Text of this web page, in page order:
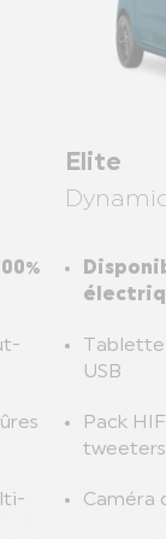
Elite
USB
Pack
Caméra